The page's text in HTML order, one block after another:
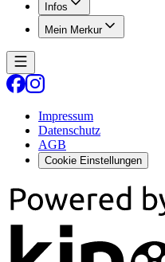
Infos
Mein Merkur
Impressum
Datenschutz
AGB
Cookie Einstellungen